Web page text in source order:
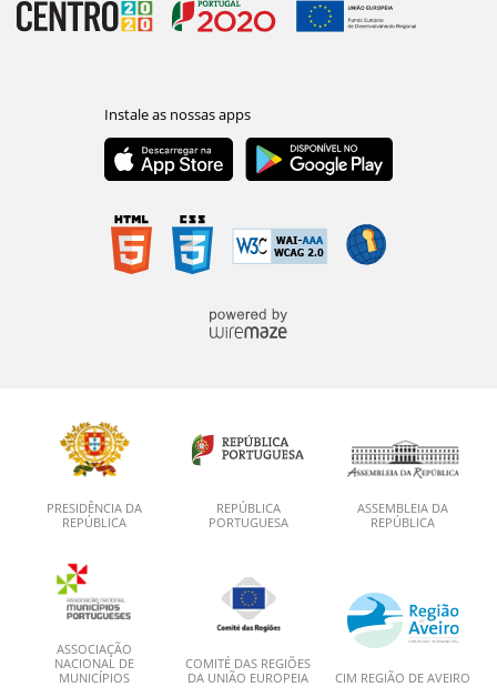
PRESIDÊNCIA DA
REPÚBLICA
REPÚBLICA
PORTUGUESA
ASSEMBLEIA DA
REPÚBLICA
ASSOCIAÇÃO
NACIONAL DE
MUNICÍPIOS
COMITÉ DAS REGIÕES
DA UNIÃO EUROPEIA
CIM REGIÃO DE AVEIRO